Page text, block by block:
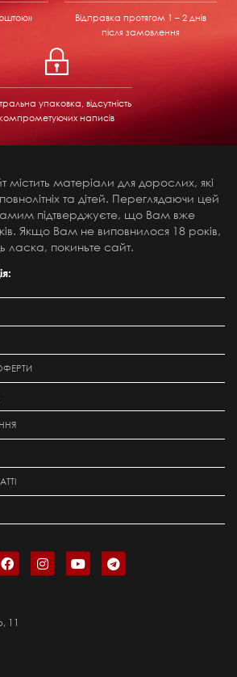
Відправка протягом 1 – 2 днів
після замовлення
упаковка, відсутність
написів
матеріали для дорослих, які
та дітей. Переглядаючи цей
підтверджуєте, що Вам вже
Якщо Вам не виповнилося 18 років,
ласка, покиньте сайт.
11